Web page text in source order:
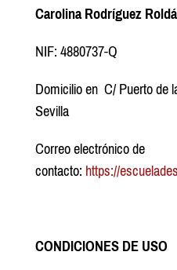
Carolina Rodríguez
NIF: 4880737-Q
Domicilio en C/ Puerto de
Sevilla
Correo electrónico de
contacto:https://
CONDICIONES DE USO